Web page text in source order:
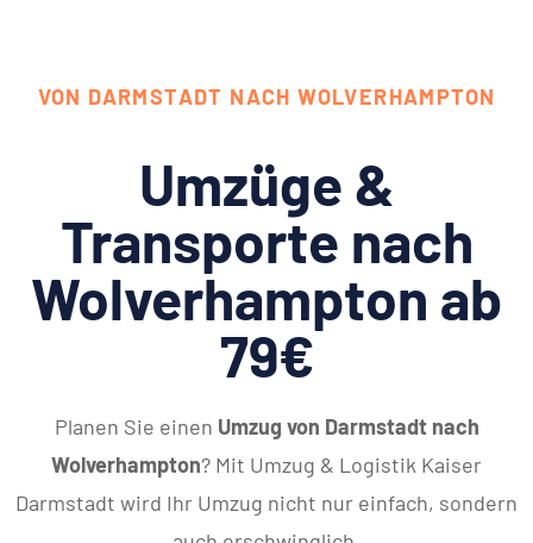
VON DARMSTADT NACH WOLVERHAMPTON
Umzüge &
Transporte nach
Wolverhampton ab
79€
Planen Sie einen Umzug von Darmstadt nach
Wolverhampton? Mit Umzug & Logistik Kaiser
Darmstadt wird Ihr Umzug nicht nur einfach, sondern